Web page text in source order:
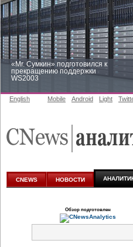
«Mr. Сумкин» подготовился к
прекращению поддержки
WS2003
аналитике
English Mobile Android Light
CNEWS НОВОСТИ
Обзор подготовлен